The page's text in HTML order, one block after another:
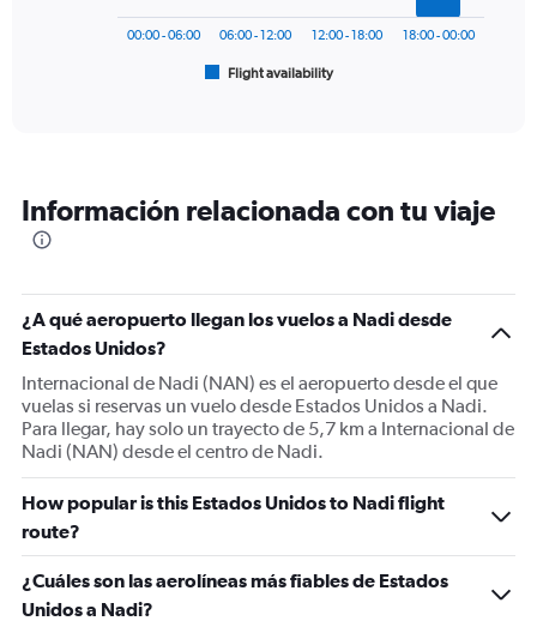
categories.
The
Y
axis
displaying
Number
of
flights.
Range:
to
60.
Flight availability
00:00 - 06:00 06:00 - 12:00 12:00 - 18:00 18:00 - 00:00
Información relacionada con tu viaje
¿A qué aeropuerto llegan los vuelos a Nadi desde
Estados Unidos?
Internacional de Nadi (NAN) es el aeropuerto desde el que
vuelas si reservas un vuelo desde Estados Unidos a Nadi.
Para llegar, hay solo un trayecto de 5,7 km a Internacional de
Nadi (NAN) desde el centro de Nadi.
How popular is this Estados Unidos to Nadi flight
route?
¿Cuáles son las aerolíneas más fiables de Estados
Unidos a Nadi?